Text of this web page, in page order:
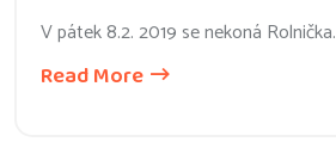
V pátek 8.2. 2019 se nekoná Rolnička.
Read More